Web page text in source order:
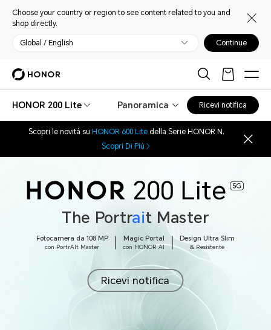
Choose your country or region to see content related to you and
shop directly.
Global / English Continue
HONOR 200 Lite Panoramica Ricevi notifica
Scopri le novità su HONOR 600 Lite della Serie HONOR N.
Scopri Di Più
The Portrait Master
Fotocamera da 108 MP
con PortrAlt Master
Magic Portal
con HONOR AI
Design Ultra Slim
& Resistente
Ricevi notifica